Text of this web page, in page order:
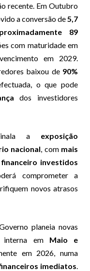
recente. Em Outubro
a conversão de5,7
89
com maturidade em
em 2029.
baixou de 90%
o que pode
dos investidores
a exposição
nacional, com mais
investidos
comprometer a
novos atrasos
planeia novas
interna em Maio e
em 2026, numa
imediatos.